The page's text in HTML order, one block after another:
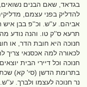
בגדאד, שאם הבנים
להדליק בפני עצמם,
אביהם. ע''ש. וכ''פ בבן איש
תרעא ס''ק טו. והנה נודע
חנוכה היא חובת הדר, או
לכאורה למה אכסנאי צריך
חנוכה וכל דיירי הבית
בתרומת הדשן (סי' קא)
נר חנוכה לעצמו ולברך. ע''ש.